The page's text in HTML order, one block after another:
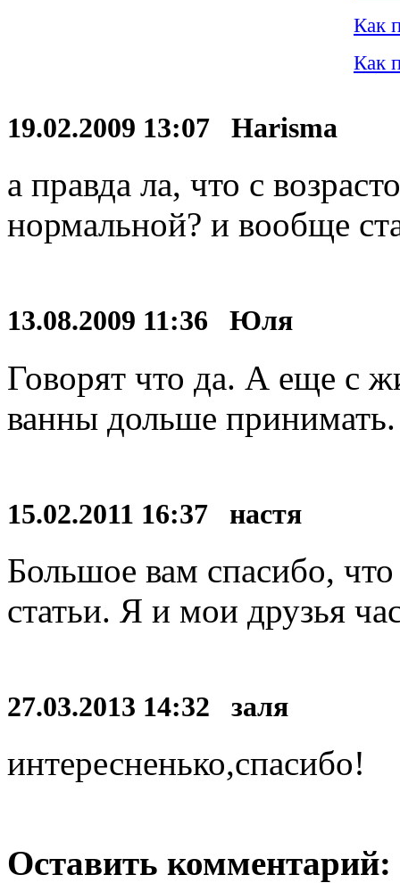
Как
Как
19.02.2009 13:07 Harisma
а правда ла, что с
нормальной? и вообще
13.08.2009 11:36 Юля
Говорят что да. А еще с
ванны дольше принимать.
15.02.2011 16:37 настя
Большое вам спасибо, что
статьи. Я и мои друзья
27.03.2013 14:32 заля
интересненько,спасибо!
Оставить комментарий: